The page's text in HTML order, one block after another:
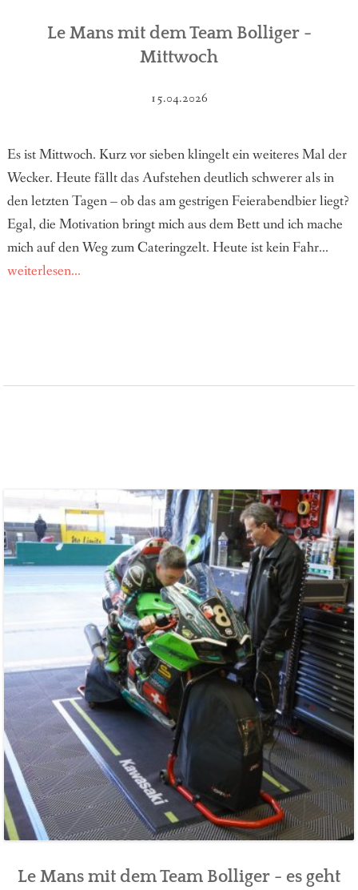
Le Mans mit dem Team Bolliger -
Mittwoch
15.04.2026
Es ist Mittwoch. Kurz vor sieben klingelt ein weiteres Mal der
Wecker. Heute fällt das Aufstehen deutlich schwerer als in
den letzten Tagen – ob das am gestrigen Feierabendbier liegt?
Egal, die Motivation bringt mich aus dem Bett und ich mache
mich auf den Weg zum Cateringzelt. Heute ist kein Fahr...
weiterlesen...
Le Mans mit dem Team Bolliger - es geht